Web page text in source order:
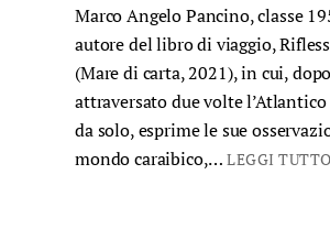
Marco Angelo Pancino, classe
autore del libro di viaggio,
(Mare di carta, 2021), in cui,
attraversato due volte
da solo, esprime le sue
mondo caraibico,…LEGGI TUTTO